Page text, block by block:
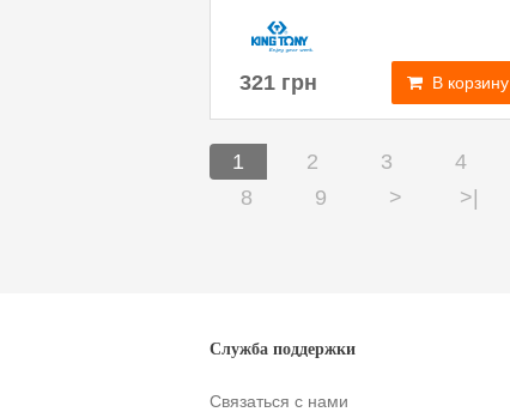
321 грн В корзину
1 2 3 4
8
9 > >|
Служба поддержки
Связаться с нами